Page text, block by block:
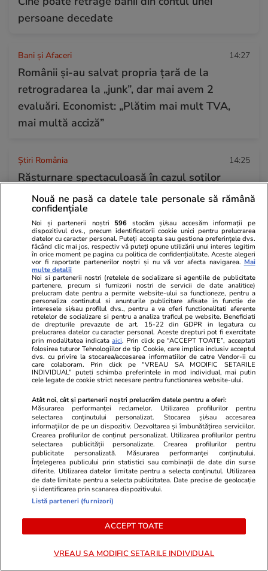
persoane decedate
Bani și Afaceri 14:27
Românii și-au salvat propria țară de la
retrogradarea la „junk”, dar mai avem 2
evaluări. Economist: „Plătim mai mult TVA,
mai multă acciză”
Știri România 14:25
Răsturnare spectaculoasă în cazul soților
Cârpaci acuzați în Germania că au forțat un
român să doneze un rinichi. De ce au fost puși
în libertate
Știri Locale 14:19
Cum arată din cer celebra Închisoare Doftana,
în ruine: un pilot de doar 21 de ani le-a filmat
dintr-un avion Cesna | VIDEO
Citește mai multe
TRENDING
Bani și Afaceri 08:19
Radu Miruță spune că proiectul mare care
putea salva Dunărea e blocat într-un sertar de
la Ministerul Transporturilor
Întreruperi de curent în București, Ilfov și
străzilor afectate
Nouă ne pasă ca datele tale personale să rămână
confidențiale
Noi și partenerii noștri 596 stocăm și/sau accesăm informații pe
dispozitivul dvs., precum identificatorii cookie unici pentru prelucrarea
datelor cu caracter personal. Puteți accepta sau gestiona preferințele dvs.
făcând clic mai jos, respectiv vă puteți opune utilizării unui interes legitim
în orice moment pe pagina cu politica de confidențialitate. Aceste alegeri
vor fi raportate partenerilor noștri și nu vă vor afecta navigarea. Mai
multe detalii
Noi si partenerii nostri (retelele de socializare si agentiile de publicitate
partenere, precum si furnizorii nostri de servicii de date analitice)
prelucram date pentru a permite website-ului sa functioneze, pentru a
personaliza continutul si anunturile publicitare afisate in functie de
interesele si/sau profilul dvs., pentru a va oferi functionalitati aferente
retelelor de socializare si pentru a analiza traficul pe website. Beneficiati
de drepturile prevazute de art. 15-22 din GDPR in legatura cu
prelucrarea datelor cu caracter personal. Aceste drepturi pot fi exercitate
prin modalitatea indicataaici. Prin click pe “ACCEPT TOATE”, acceptati
folosirea tuturor Tehnologiilor de tip Cookie, care implica inclusiv acceptul
dvs. cu privire la stocarea/accesarea informatiilor de catre Vendor-ii cu
care colaboram. Prin click pe “VREAU SA MODIFIC SETARILE
INDIVIDUAL” puteti schimba preferintele in mod individual, mai putin
cele legate de cookie strict necesare pentru functionarea website-ului.
Atât noi, cât și partenerii noștri prelucrăm datele pentru a oferi:
Măsurarea performanței reclamelor. Utilizarea profilurilor pentru
selectarea conținutului personalizat. Stocarea și/sau accesarea
informațiilor de pe un dispozitiv. Dezvoltarea și îmbunătățirea serviciilor.
Crearea profilurilor de conținut personalizat. Utilizarea profilurilor pentru
selectarea publicității personalizate. Crearea profilurilor pentru
publicitate personalizată. Măsurarea performanței conținutului.
Înțelegerea publicului prin statistici sau combinații de date din surse
diferite. Utilizarea datelor limitate pentru a selecta conținutul. Utilizarea
de date limitate pentru a selecta publicitatea. Date precise de geolocație
și identificarea prin scanarea dispozitivului.
Listă parteneri (furnizori)
ACCEPT TOATE
VREAU SA MODIFIC SETARILE INDIVIDUAL